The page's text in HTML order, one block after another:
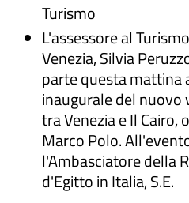
Turismo
L'assessore al
Venezia, Silvia
parte questa mattina
inaugurale del nuovo
tra Venezia e Il
Marco Polo.
l'Ambasciatore della
d'Egitto in Italia, S.E.